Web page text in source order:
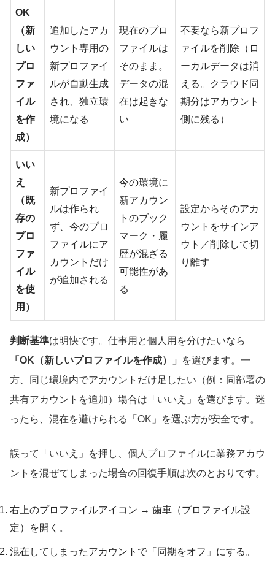
OK
（新
しい
プロ
ファ
イル
を作
成）
追加したアカ
ウント専用の
新プロファイ
ルが自動生成
され、独立環
境になる
現在のプロ
ファイルは
そのまま。
データの混
在は起きな
い
不要なら新プロフ
ァイルを削除（ロ
ーカルデータは消
える。クラウド同
期分はアカウント
側に残る）
いい
え
（既
存の
プロ
ファ
イル
を使
用）
新プロファイ
ルは作られ
ず、今のプロ
ファイルにア
カウントだけ
が追加される
今の環境に
新アカウン
トのブック
マーク・履
歴が混ざる
可能性があ
る
設定からそのアカ
ウントをサインア
ウト／削除して切
り離す
判断基準は明快です。仕事用と個人用を分けたいなら
「OK（新しいプロファイルを作成）」
を選びます。一
方、同じ環境内でアカウントだけ足したい（例：同部署の
共有アカウントを追加）場合は「いいえ」を選びます。迷
ったら、混在を避けられる「OK」を選ぶ方が安全です。
誤って「いいえ」を押し、個人プロファイルに業務アカウ
ントを混ぜてしまった場合の回復手順は次のとおりです。
右上のプロファイルアイコン → 歯車（プロファイル設
定）を開く。
混在してしまったアカウントで「同期をオフ」にする。